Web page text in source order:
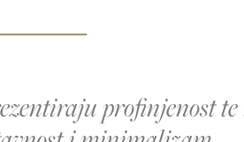
profinjenost